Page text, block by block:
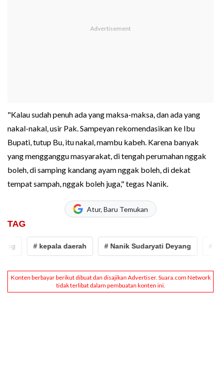
"Kalau sudah penuh ada yang maksa-maksa, dan ada yang
nakal-nakal, usir Pak. Sampeyan rekomendasikan ke Ibu
Bupati, tutup Bu, itu nakal, mambu kabeh. Karena banyak
yang mengganggu masyarakat, di tengah perumahan nggak
boleh, di samping kandang ayam nggak boleh, di dekat
tempat sampah, nggak boleh juga," tegas Nanik.
Atur, Baru Temukan
TAG
# kepala daerah # Nanik Sudaryati Deyang #